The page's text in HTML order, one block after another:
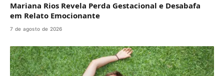
Mariana Rios Revela Perda Gestacional e Desabafa
em Relato Emocionante
7 de agosto de 2026